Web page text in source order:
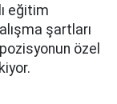
eğitim
şartları
özel